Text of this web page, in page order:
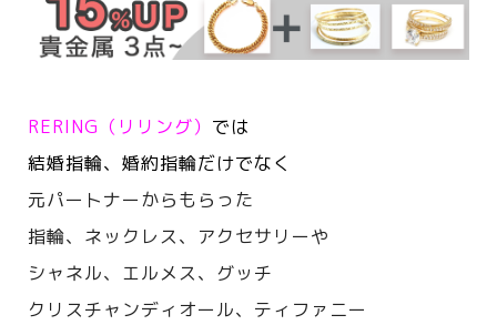
RERING（リリング） では
結婚指輪、婚約指輪だけでなく
元パートナーからもらった
指輪、ネックレス、アクセサリーや
シャネル、エルメス、 グッチ
クリスチャンディオール、ティファニー